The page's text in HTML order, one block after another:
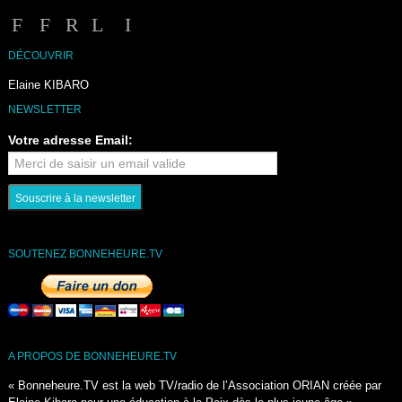
DÉCOUVRIR
Elaine KIBARO
NEWSLETTER
Votre adresse Email:
SOUTENEZ BONNEHEURE.TV
A PROPOS DE BONNEHEURE.TV
« Bonneheure.TV est la web TV/radio de l’Association ORIAN créée par